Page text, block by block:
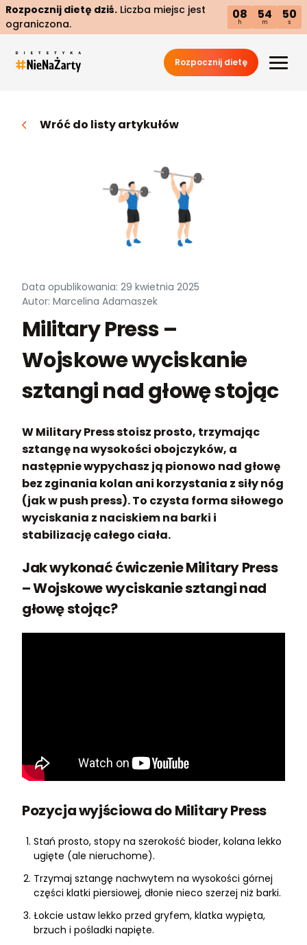
Rozpocznij dietę dziś. Liczba miejsc jest
ograniczona.
08
h
54
m
49
s
Rozpocznij dietę
Wróć do listy artykułów
Data opublikowania: 29 kwietnia 2025
Autor: Marcelina Adamaszek
Military Press –
Wojskowe wyciskanie
sztangi nad głowę stojąc
W Military Press stoisz prosto, trzymając
sztangę na wysokości obojczyków, a
następnie wypychasz ją pionowo nad głowę
bez zginania kolan ani korzystania z siły nóg
(jak w push press). To czysta forma siłowego
wyciskania z naciskiem na barki i
stabilizację całego ciała.
Jak wykonać ćwiczenie Military Press
– Wojskowe wyciskanie sztangi nad
głowę stojąc?
Pozycja wyjściowa do Military Press
Stań prosto, stopy na szerokość bioder, kolana lekko
ugięte (ale nieruchome).
Trzymaj sztangę nachwytem na wysokości górnej
części klatki piersiowej, dłonie nieco szerzej niż barki.
Łokcie ustaw lekko przed gryfem, klatka wypięta,
brzuch i pośladki napięte.